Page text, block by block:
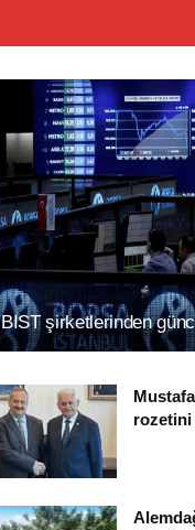
BIST şirketlerinden
rozetini